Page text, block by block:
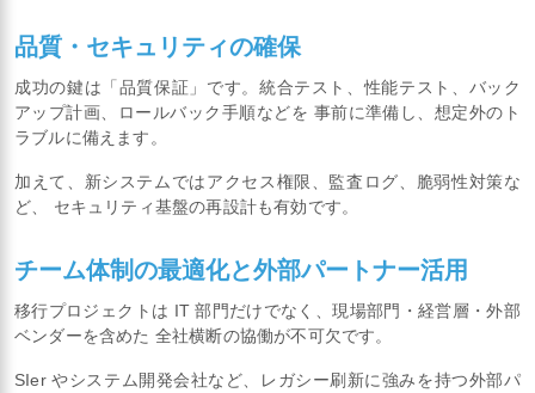
品質・セキュリティの確保
成功の鍵は「品質保証」です。統合テスト、性能テスト、バック
アップ計画、ロールバック手順などを 事前に準備し、想定外のト
ラブルに備えます。
加えて、新システムではアクセス権限、監査ログ、脆弱性対策な
ど、 セキュリティ基盤の再設計も有効です。
チーム体制の最適化と外部パートナー活用
移行プロジェクトは IT 部門だけでなく、現場部門・経営層・外部
ベンダーを含めた 全社横断の協働が不可欠です。
SIer やシステム開発会社など、レガシー刷新に強みを持つ外部パ